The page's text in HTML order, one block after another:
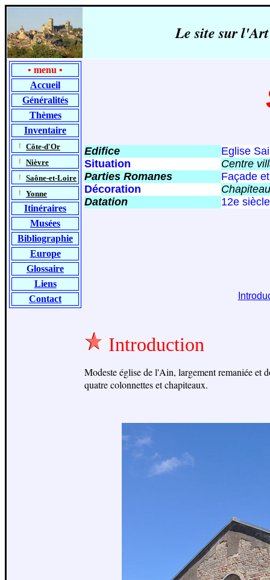
Le site sur
• menu •
Accueil
Généralités
Thèmes
Inventaire
Côte-d'Or
Nièvre
Saône-et-Loire
Yonne
Itinéraires
Musées
Bibliographie
Europe
Glossaire
Liens
Contact
Edifice
Eglise
Situation
Centre
Parties Romanes
Façade
Décoration
Datation
12e siècle
Introduction
Modeste église de l'Ain, largement remaniée et
quatre colonnettes et chapiteaux.